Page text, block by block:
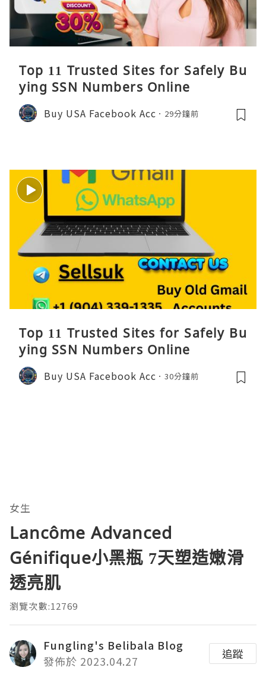
Top 11 Trusted Sites for Safely Bu
ying SSN Numbers Online
Buy USA Facebook Acc 29分鐘前
Top 11 Trusted Sites for Safely Bu
ying SSN Numbers Online
Buy USA Facebook Acc 30分鐘前
女生
Lancôme Advanced
Génifique小黑瓶 7天塑造嫩滑
透亮肌
瀏覽次數:12769
Fungling's Belibala Blog
發佈於 2023.04.27
追蹤